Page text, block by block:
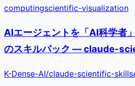
computingscientific-visualization
AIエージェントを「AI科学者
のスキルパック — claude-
K-Dense-AI/claude-scientific-skills